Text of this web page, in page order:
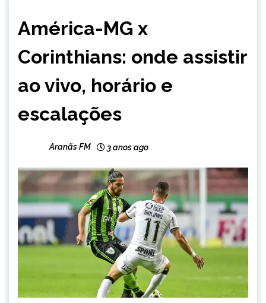
América-MG x
Corinthians: onde assistir
ao vivo, horário e
escalações
Aranãs FM 3 anos ago